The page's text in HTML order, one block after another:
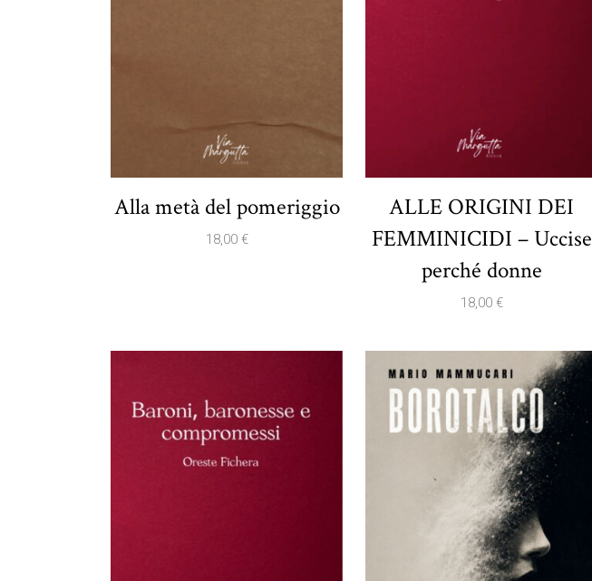
Alla metà del pomeriggio
18,00 €
ALLE ORIGINI DEI
FEMMINICIDI – Uccise
perché donne
18,00 €